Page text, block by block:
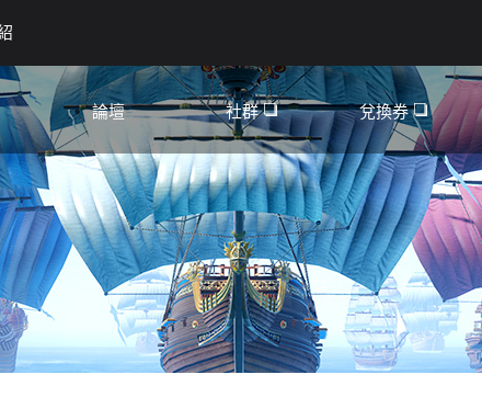
論壇
討論區
攻略
公會招募
認證活動
社群
YouTube
Facebook
兌換券